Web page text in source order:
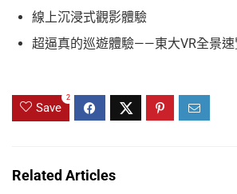
線上沉浸式觀影體驗
超逼真的巡遊體驗——東大VR全景速
Save
2
Related Articles